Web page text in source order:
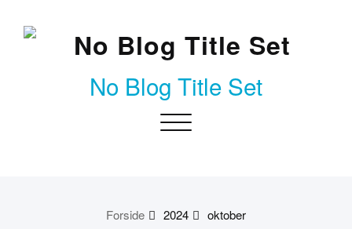
content
No Blog Title Set
Toggle
Forside 2024 oktober